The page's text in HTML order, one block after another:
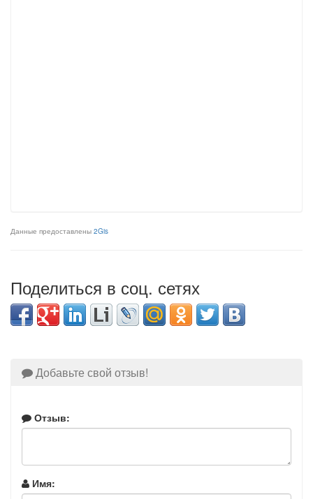
Данные предоставлены 2Gis
Поделиться в соц. сетях
Добавьте свой отзыв!
Отзыв:
Имя: